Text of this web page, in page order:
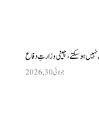
نہیں ہو سکتے ، چینی وزارتِ دفاع
جولائی 30, 2026